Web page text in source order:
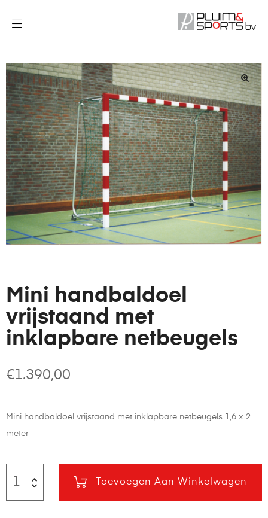
Mini handbaldoel
vrijstaand met
inklapbare netbeugels
€1.390,00
Mini handbaldoel vrijstaand met inklapbare netbeugels 1,6 x 2
meter
Toevoegen Aan Winkelwagen